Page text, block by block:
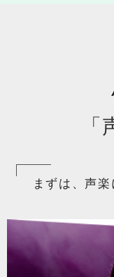
まずは、声